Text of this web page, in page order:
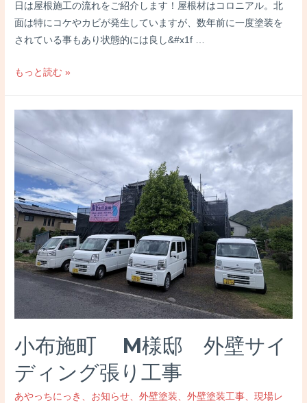
日は屋根施工の流れをご紹介します！屋根材はコロニアル。北
面は特にコケやカビが発生していますが、数年前に一度塗装を
されている事もあり状態的には良し&#x1f …
長
様
邸
屋
根・
外
壁
塗
装
工
施
もっと読む »
小布施町 M様邸 外壁サイ
ディング張り工事
あやっちにっき 、 お知らせ、外壁塗装、外壁塗装工事、現場レ